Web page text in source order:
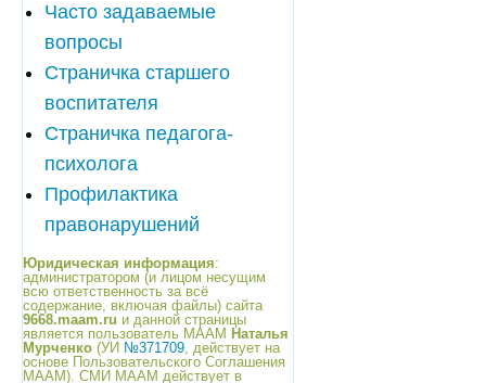
Часто задаваемые
вопросы
Страничка старшего
воспитателя
Страничка педагога-
психолога
Профилактика
правонарушений
Юридическая информация:
администратором (и лицом несущим
всю ответственность за всё
содержание, включая файлы) сайта
9668.maam.ru и данной страницы
является пользователь МААМ Наталья
Мурченко (УИ №371709, действует на
основе Пользовательского Соглашения
МААМ). СМИ МААМ действует в